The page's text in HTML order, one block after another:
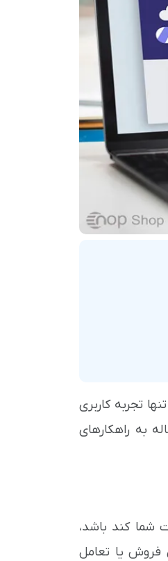
پیامک
تجربه کاربری
به راهکارهای
شوند. اگر سایت شما کند باشد،
فروش یا تعامل